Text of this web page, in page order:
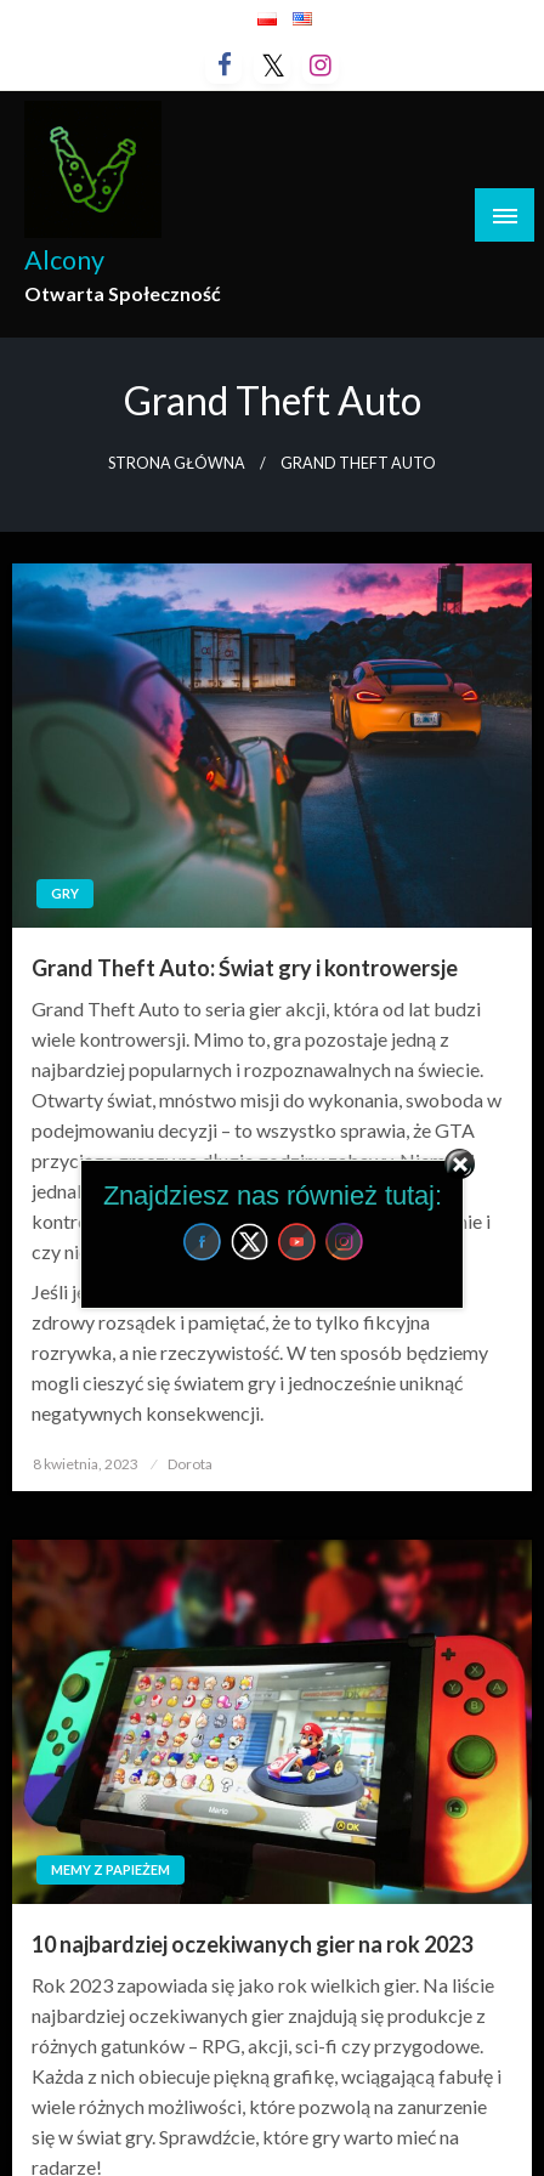
Alcony
Otwarta Społeczność
Grand Theft Auto
STRONA GŁÓWNA GRAND THEFT AUTO
GRY
Grand Theft Auto: Świat gry i kontrowersje
Grand Theft Auto to seria gier akcji, która od lat budzi
wiele kontrowersji. Mimo to, gra pozostaje jedną z
najbardziej popularnych i rozpoznawalnych na świecie.
Otwarty świat, mnóstwo misji do wykonania, swoboda w
podejmowaniu decyzji – to wszystko sprawia, że GTA
przyciąga graczy na długie godziny zabawy. Niemniej
jednak, warto zastanowić się nad tym, czy takie
kontrowersyjne treści i styl gry są dla nas odpowiednie i
czy nie wpłyną negatywnie na nasze zachowania.
Jeśli jednak decydujemy się na grę, warto zachować
zdrowy rozsądek i pamiętać, że to tylko fikcyjna
rozrywka, a nie rzeczywistość. W ten sposób będziemy
mogli cieszyć się światem gry i jednocześnie uniknąć
negatywnych konsekwencji.
Opublikowane
8 kwietnia, 2023 Dorota
MEMY Z PAPIEŻEM
10 najbardziej oczekiwanych gier na rok 2023
Rok 2023 zapowiada się jako rok wielkich gier. Na liście
najbardziej oczekiwanych gier znajdują się produkcje z
różnych gatunków – RPG, akcji, sci-fi czy przygodowe.
Każda z nich obiecuje piękną grafikę, wciągającą fabułę i
wiele różnych możliwości, które pozwolą na zanurzenie
się w świat gry. Sprawdźcie, które gry warto mieć na
radarze!
Znajdziesz nas również tutaj: